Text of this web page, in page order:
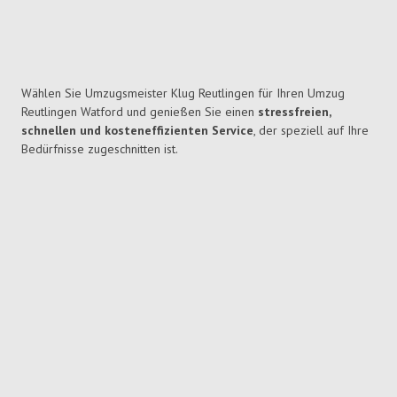
Wählen Sie Umzugsmeister Klug Reutlingen für Ihren Umzug
Reutlingen Watford und genießen Sie einen stressfreien,
schnellen und kosteneffizienten Service, der speziell auf Ihre
Bedürfnisse zugeschnitten ist.